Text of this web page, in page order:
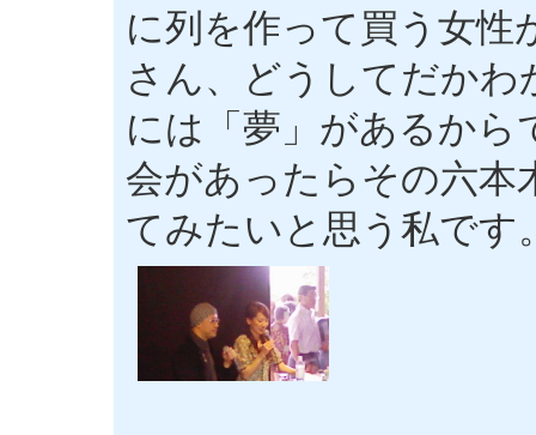
に列を作って買う女
さん、どうしてだか
には「夢」があるから
会があったらその六本
てみたいと思う私です